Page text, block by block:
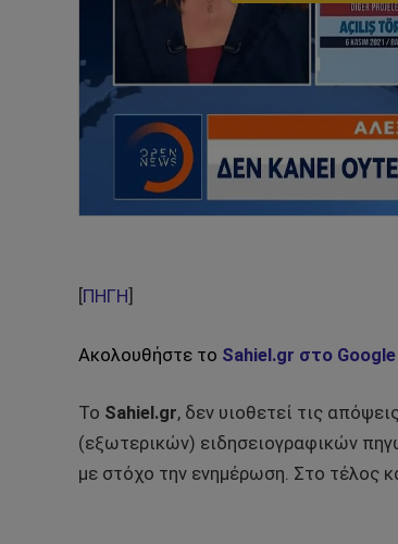
ΠΗΓΗ
Ακολουθήστε το Sahiel.gr στο
Το Sahiel.gr, δεν υιοθετεί τις
(εξωτερικών) ειδησειογραφικών
με στόχο την ενημέρωση. Στο τέλος